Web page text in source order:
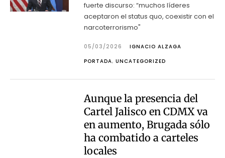
fuerte discurso: “muchos líderes
aceptaron el status quo, coexistir con el
narcoterrorismo"
05/03/2026
IGNACIO ALZAGA
PORTADA, UNCATEGORIZED
Aunque la presencia del
Cartel Jalisco en CDMX va
en aumento, Brugada sólo
ha combatido a carteles
locales